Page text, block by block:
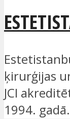
ķirurģijas
JCI
1994.